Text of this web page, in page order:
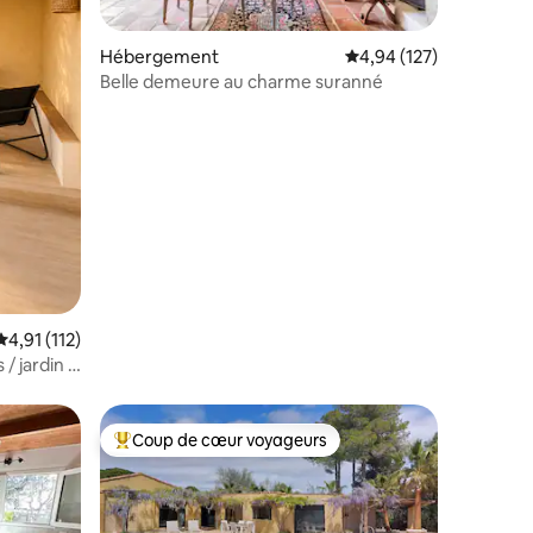
: 4,89 sur 5
moyenne sur la base de 112 commentaires : 4,91 sur 5
4,91 (112)
/ jardin /
Hébergement Évaluation moyenne
4,94 (127)
Belle demeure au charme suranné
Coups de cœur voyageurs les plus appréciés
Coup de cœur voyageurs